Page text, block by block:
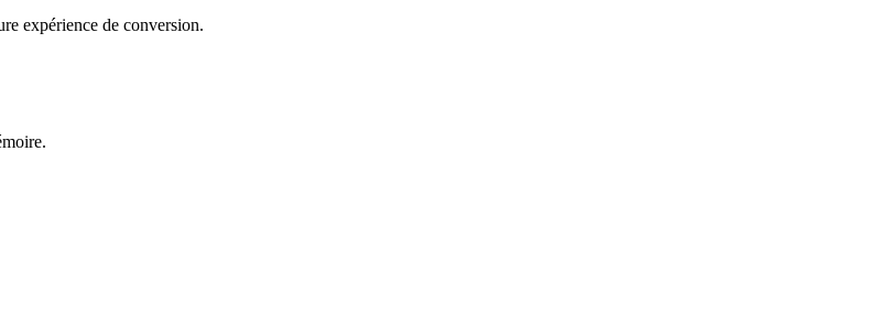
expérience de conversion.